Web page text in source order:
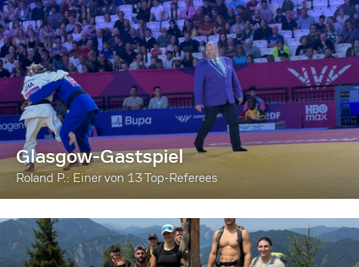
Glasgow-Gastspiel
Roland P.: Einer von 13 Top-Referees